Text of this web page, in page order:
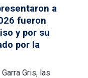
a
fueron
y por su
por la
Gris, las